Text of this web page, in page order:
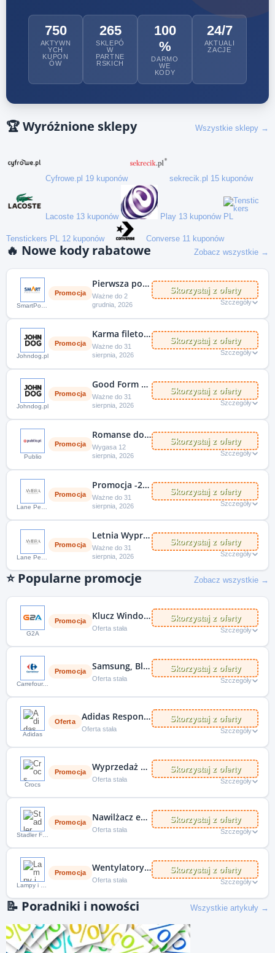
750
AKTYWN
YCH
KUPON
ÓW
265
SKLEPÓ
W
PARTNE
RSKICH
100
%
DARMO
WE
KODY
24/7
AKTUALI
ZACJE
🏆Wyróżnione sklepy Wszystkie sklepy →
Cyfrowe.pl 19 kuponów sekrecik.pl 15 kuponów
Lacoste 13 kuponów Play 13 kuponów
Tenstickers PL 12 kuponów Converse 11 kuponów
🔥 Nowe kody rabatowe Zobacz wszystkie →
Promocja
Pierwsza pożyczka do 8000 zł za darmo!
Ważne do 2
grudnia, 2026
Skorzystaj z oferty
Szczegóły
Johndog.pl
Promocja
Karma filetowa dla kota do -10% taniej!
Ważne do 31
sierpnia, 2026
Skorzystaj z oferty
Szczegóły
Johndog.pl
Promocja
Good Form cielęcina z jagnięciną i for long life dla psa -10% taniej!
Ważne do 31
sierpnia, 2026
Skorzystaj z oferty
Szczegóły
Publio
Promocja
Romanse do -65%
Wygasa 12
sierpnia, 2026
Skorzystaj z oferty
Szczegóły
Promocja
Promocja -20% na perfumy 133. Ambra
Ważne do 31
sierpnia, 2026
Skorzystaj z oferty
Szczegóły
Promocja
Letnia Wyprzedaż Perfum – promocja -20%
Ważne do 31
sierpnia, 2026
Skorzystaj z oferty
Szczegóły
⭐Popularne promocje Zobacz wszystkie →
G2A
Promocja Klucz Windows 11 aktywacja systemu za 89 złotych
Oferta stała
Skorzystaj z oferty
Szczegóły
Carrefour.pl kampania
Promocja Samsung, Blaupunkt, Thompson, Tcl, Xiaomi = tani telewizor
Oferta stała
Skorzystaj z oferty
Szczegóły
Adidas
Oferta Adidas Response CL taniej o 40%
Oferta stała
Skorzystaj z oferty
Szczegóły
Crocs
Promocja Wyprzedaż damskich modeli Crocs! 216 modeli
Oferta stała
Skorzystaj z oferty
Szczegóły
Promocja Nawilżacz ewaporacyjny Stadler Form Oskar Little, biały
Oferta stała
Skorzystaj z oferty
Szczegóły
Promocja Wentylatory sufitowe – energooszczędny dodatek nr 1!
Oferta stała
Skorzystaj z oferty
Szczegóły
📝 Poradniki i nowości Wszystkie artykuły →